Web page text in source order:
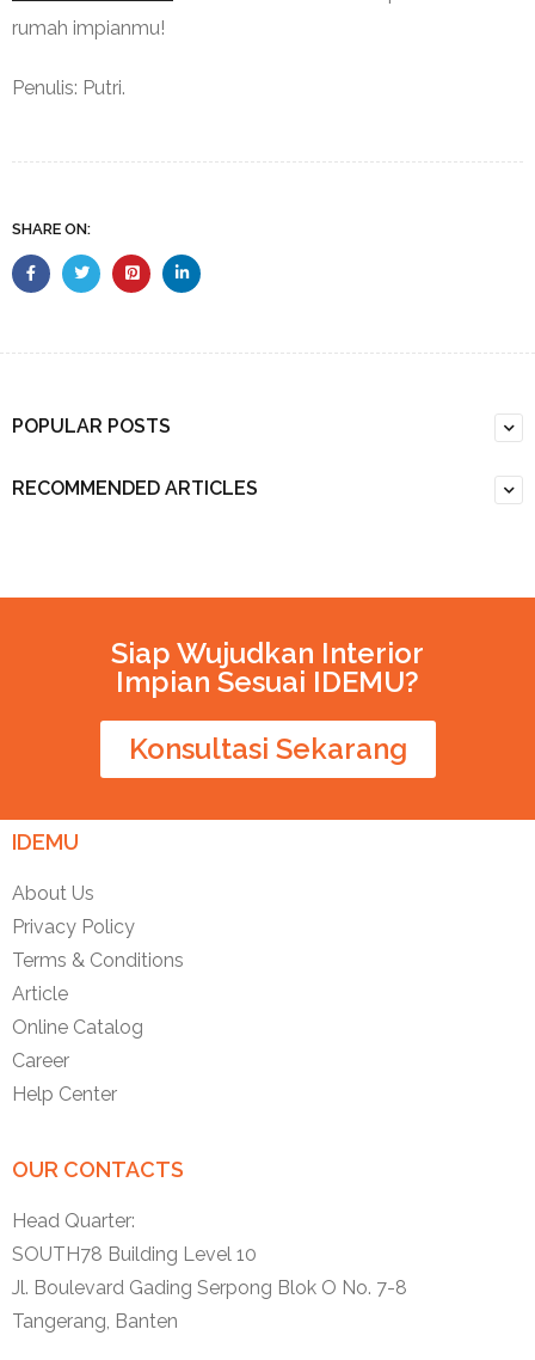
rumah impianmu!
Penulis: Putri.
SHARE ON:
POPULAR POSTS
RECOMMENDED ARTICLES
Siap Wujudkan Interior
Impian Sesuai IDEMU?
Konsultasi Sekarang
IDEMU
About Us
Privacy Policy
Terms & Conditions
Article
Online Catalog
Career
Help Center
OUR CONTACTS
Head Quarter:
SOUTH78 Building Level 10
Jl. Boulevard Gading Serpong Blok O No. 7-8
Tangerang, Banten